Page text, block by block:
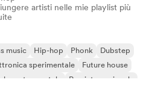
artisti nelle mie playlist più
music Hip-hop Phonk
Dubstep
sperimentale
Future house
hop strumentale
Rap internazionale